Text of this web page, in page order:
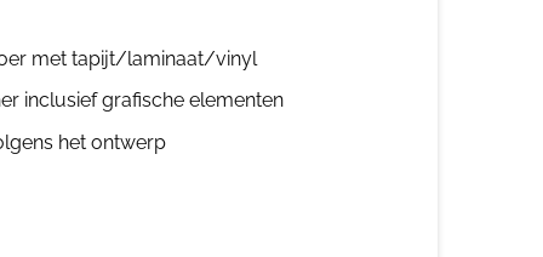
met tapijt/laminaat/vinyl
inclusief grafische elementen
het ontwerp